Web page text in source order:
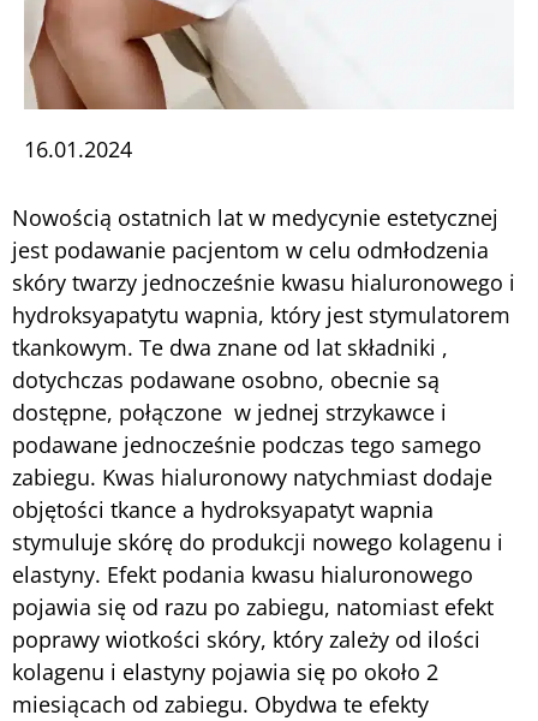
16.01.2024
Nowością ostatnich lat w medycynie estetycznej
jest podawanie pacjentom w celu odmłodzenia
skóry twarzy jednocześnie kwasu hialuronowego i
hydroksyapatytu wapnia, który jest stymulatorem
tkankowym. Te dwa znane od lat składniki ,
dotychczas podawane osobno, obecnie są
dostępne, połączone w jednej strzykawce i
podawane jednocześnie podczas tego samego
zabiegu. Kwas hialuronowy natychmiast dodaje
objętości tkance a hydroksyapatyt wapnia
stymuluje skórę do produkcji nowego kolagenu i
elastyny. Efekt podania kwasu hialuronowego
pojawia się od razu po zabiegu, natomiast efekt
poprawy wiotkości skóry, który zależy od ilości
kolagenu i elastyny pojawia się po około 2
miesiącach od zabiegu. Obydwa te efekty